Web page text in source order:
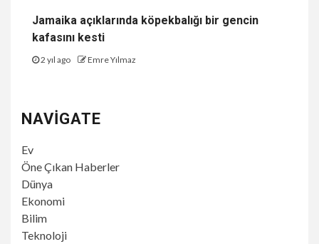
Jamaika açıklarında köpekbalığı bir gencin
kafasını kesti
2 yıl ago Emre Yılmaz
NAVIGATE
Ev
Öne Çıkan Haberler
Dünya
Ekonomi
Bilim
Teknoloji